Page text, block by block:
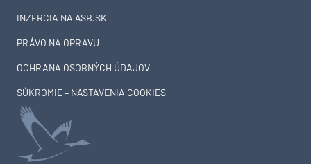
INZERCIA NA ASB.SK
PRÁVO NA OPRAVU
OCHRANA OSOBNÝCH ÚDAJOV
SÚKROMIE – NASTAVENIA COOKIES